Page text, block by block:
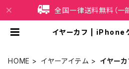
全国一律送料無料（一
イヤーカフ | iPhone
HOME イヤーアイテム イヤーカ